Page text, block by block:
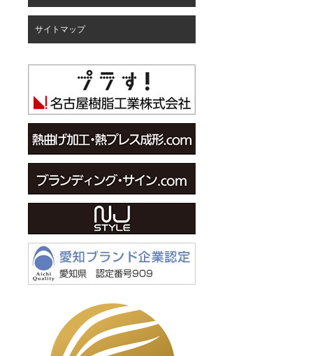
サイトマップ